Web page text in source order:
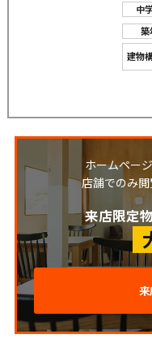
中
築
建物
ホームペー
店舗でのみ
来店限定